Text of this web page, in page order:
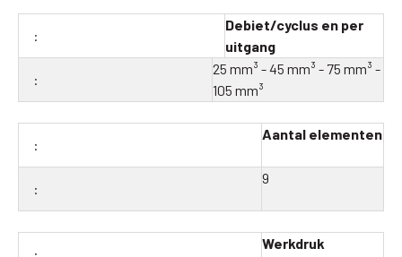
Debiet/cyclus en per
uitgang
25 mm³ - 45 mm³ - 75 mm³ -
105 mm³
Aantal elementen
9
Werkdruk